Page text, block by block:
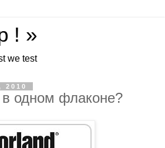
! »
we test
2010
одном флаконе?